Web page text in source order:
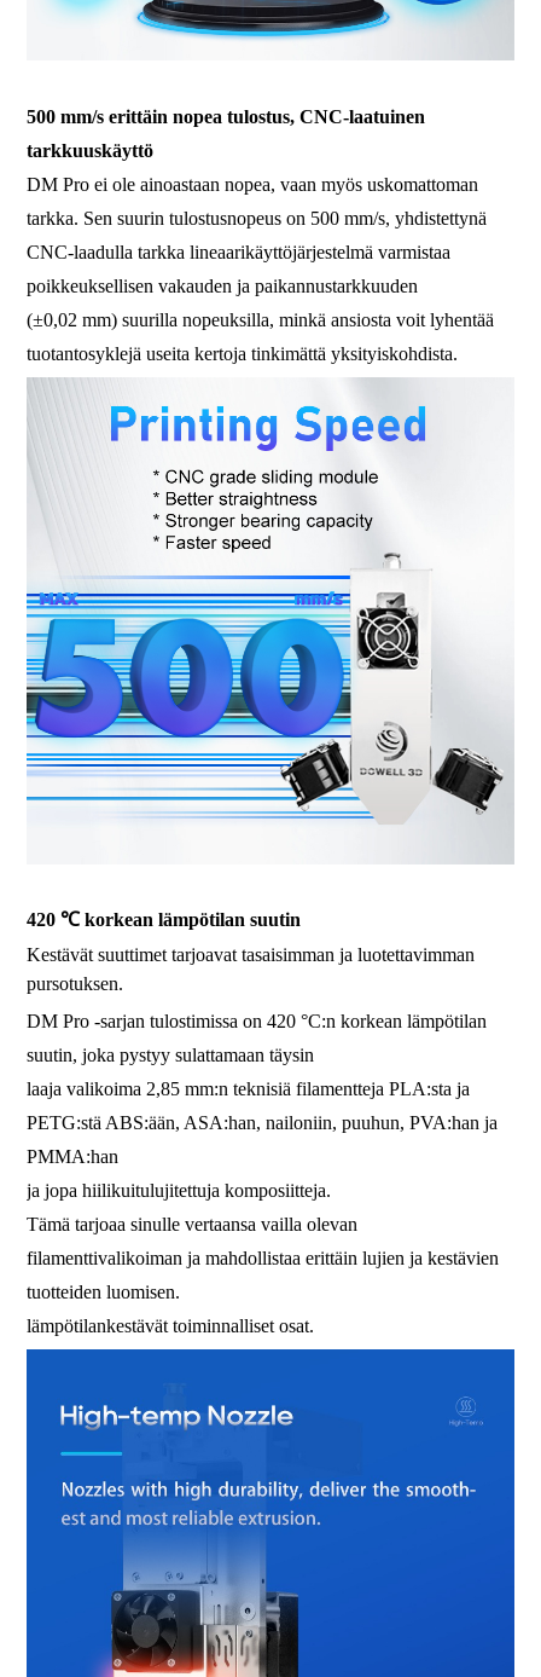
500 mm/s erittäin nopea tulostus, CNC-laatuinen
tarkkuuskäyttö
DM Pro ei ole ainoastaan ​​nopea, vaan myös uskomattoman
tarkka. Sen suurin tulostusnopeus on 500 mm/s, yhdistettynä
CNC-laadulla tarkka lineaarikäyttöjärjestelmä varmistaa
poikkeuksellisen vakauden ja paikannustarkkuuden
(±0,02 mm) suurilla nopeuksilla, minkä ansiosta voit lyhentää
tuotantosyklejä useita kertoja tinkimättä yksityiskohdista.
420 ℃ korkean lämpötilan suutin
Kestävät suuttimet tarjoavat tasaisimman ja luotettavimman
pursotuksen.
DM Pro -sarjan tulostimissa on 420 °C:n korkean lämpötilan
suutin, joka pystyy sulattamaan täysin
laaja valikoima 2,85 mm:n teknisiä filamentteja PLA:sta ja
PETG:stä ABS:ään, ASA:han, nailoniin, puuhun, PVA:han ja
PMMA:han
ja jopa hiilikuitulujitettuja komposiitteja.
Tämä tarjoaa sinulle vertaansa vailla olevan
filamenttivalikoiman ja mahdollistaa erittäin lujien ja kestävien
tuotteiden luomisen.
lämpötilankestävät toiminnalliset osat.